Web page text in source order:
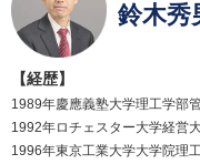
鈴木秀
【経歴】
1989年慶應義塾大学理工学部
1992年ロチェスター大学経営
1996年東京工業大学大学院理